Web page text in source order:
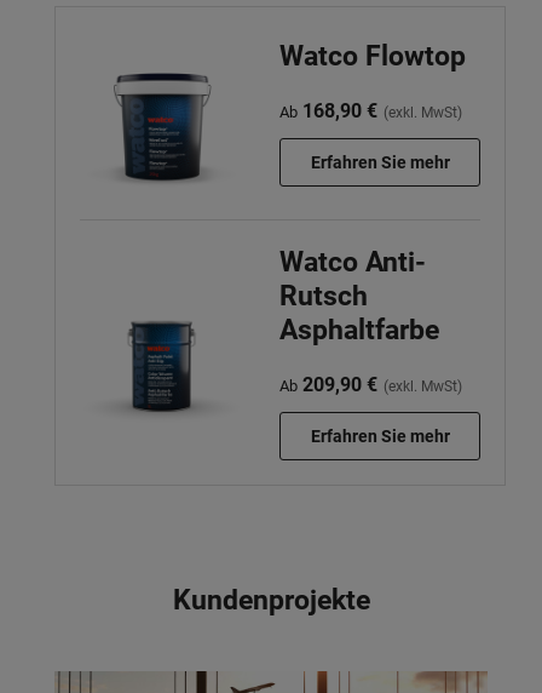
Watco Flowtop
Ab 168,90 € (exkl. MwSt)
Erfahren Sie mehr
Watco Anti-
Rutsch
Asphaltfarbe
Ab 209,90 € (exkl. MwSt)
Erfahren Sie mehr
Kundenprojekte